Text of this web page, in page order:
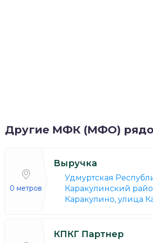
Другие МФК (МФО)
0 метров
Выручка
Удмуртская
Каракулинский
Каракулино, улица
КПКГ Партнер